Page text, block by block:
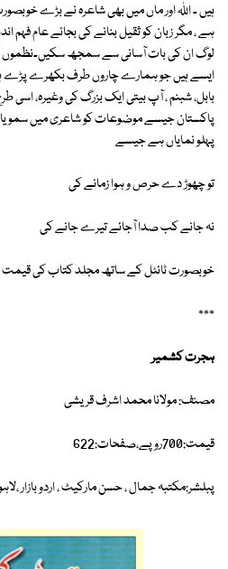
ہیں ۔ اللہ اور ماں میں بھی شاعرہ نے بڑے
ہے ، مگر زبان کو ثقیل بنانے کی بجائے عام فہم
لوگ ان کی بات آسانی سے سمجھ سکیں۔نظموں
ایسے ہیں جو ہمارے چاروں طرف بکھرے پڑے
بابل، شبنم ، آپ بیتی ایک بزرگ کی وغیرہ، اسی
پاکستان جیسے موضوعات کو شاعری میں سمویا
پہلو نمایاں ہے جیسے
تو چھوڑ دے حرص و ہوا زمانے کی
نہ جانے کب صدا آجائے تیرے جانے کی
خوبصورت ٹائٹل کے ساتھ مجلد کتاب کی قیمت 250روپے ہے۔
٭٭٭
ہجرت کشمیر
مصنف: مولانا محمد اشرف قریشی
قیمت:700روپے،صفحات:622
پبلشر:مکتبہ جمال ، حسن مارکیٹ ، اردو بازار